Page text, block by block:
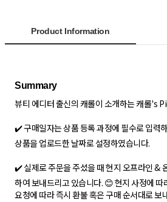
Product Information
Summary
뷰티 에디터 출신의 캐롤이 소개하는 캐롤's
✔️ 구매일자는 상품 등록 과정에 필수로 입력
상품을 업로드한 날짜로 설정하였습니다.
✔️ 실제로 주문을 주셨을 때 현지 오프라인 &
하여 보내드리고 있습니다. 😊 현지 사정에
요청에 따라 즉시 환불 혹은 구매 순서대로 보